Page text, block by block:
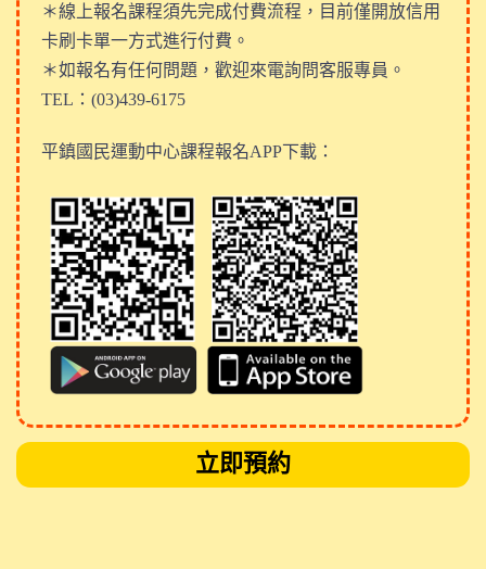
＊線上報名課程須先完成付費流程，目前僅開放信用
卡刷卡單一方式進行付費。
＊如報名有任何問題，歡迎來電詢問客服專員。
TEL：(03)439-6175
平鎮國民運動中心課程報名APP下載：
立即預約